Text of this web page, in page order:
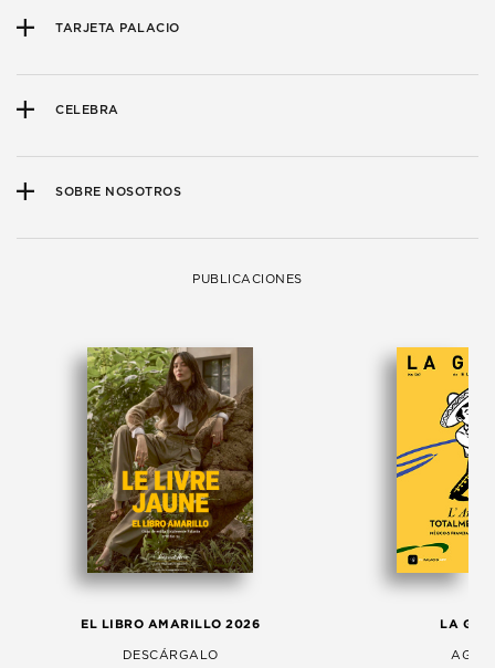
TARJETA PALACIO
CELEBRA
SOBRE NOSOTROS
PUBLICACIONES
EL LIBRO AMARILLO 2026
DESCÁRGALO
LA